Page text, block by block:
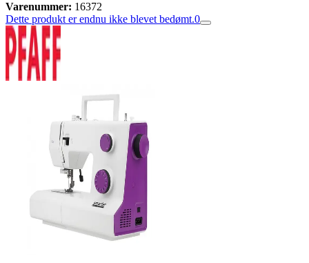
Varenummer: 16372
Dette produkt er endnu ikke blevet bedømt.0